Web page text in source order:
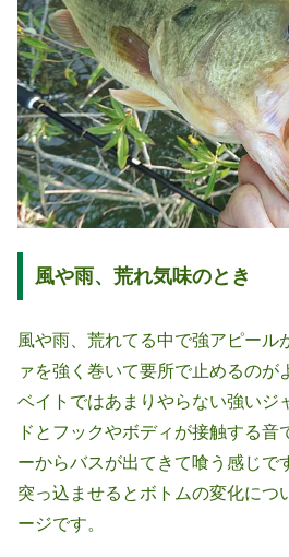
風や雨、荒れ気味のとき
風や雨、荒れてる中で強アピール
ァを強く巻いて要所で止めるのが
ベイトではあまりやらない強いジ
ドとフックやボディが接触する音
ーからバスが出てきて喰う感じで
突っ込ませるとボトムの変化につ
ージです。